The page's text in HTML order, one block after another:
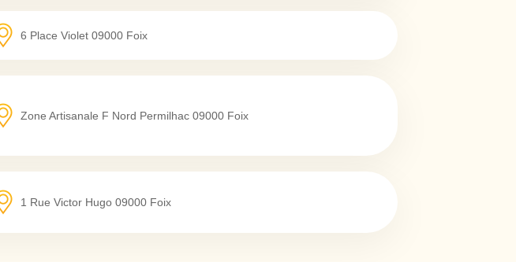
6 Place Violet 09000 Foix
Zone Artisanale F Nord Permilhac 09000 Foix
1 Rue Victor Hugo 09000 Foix